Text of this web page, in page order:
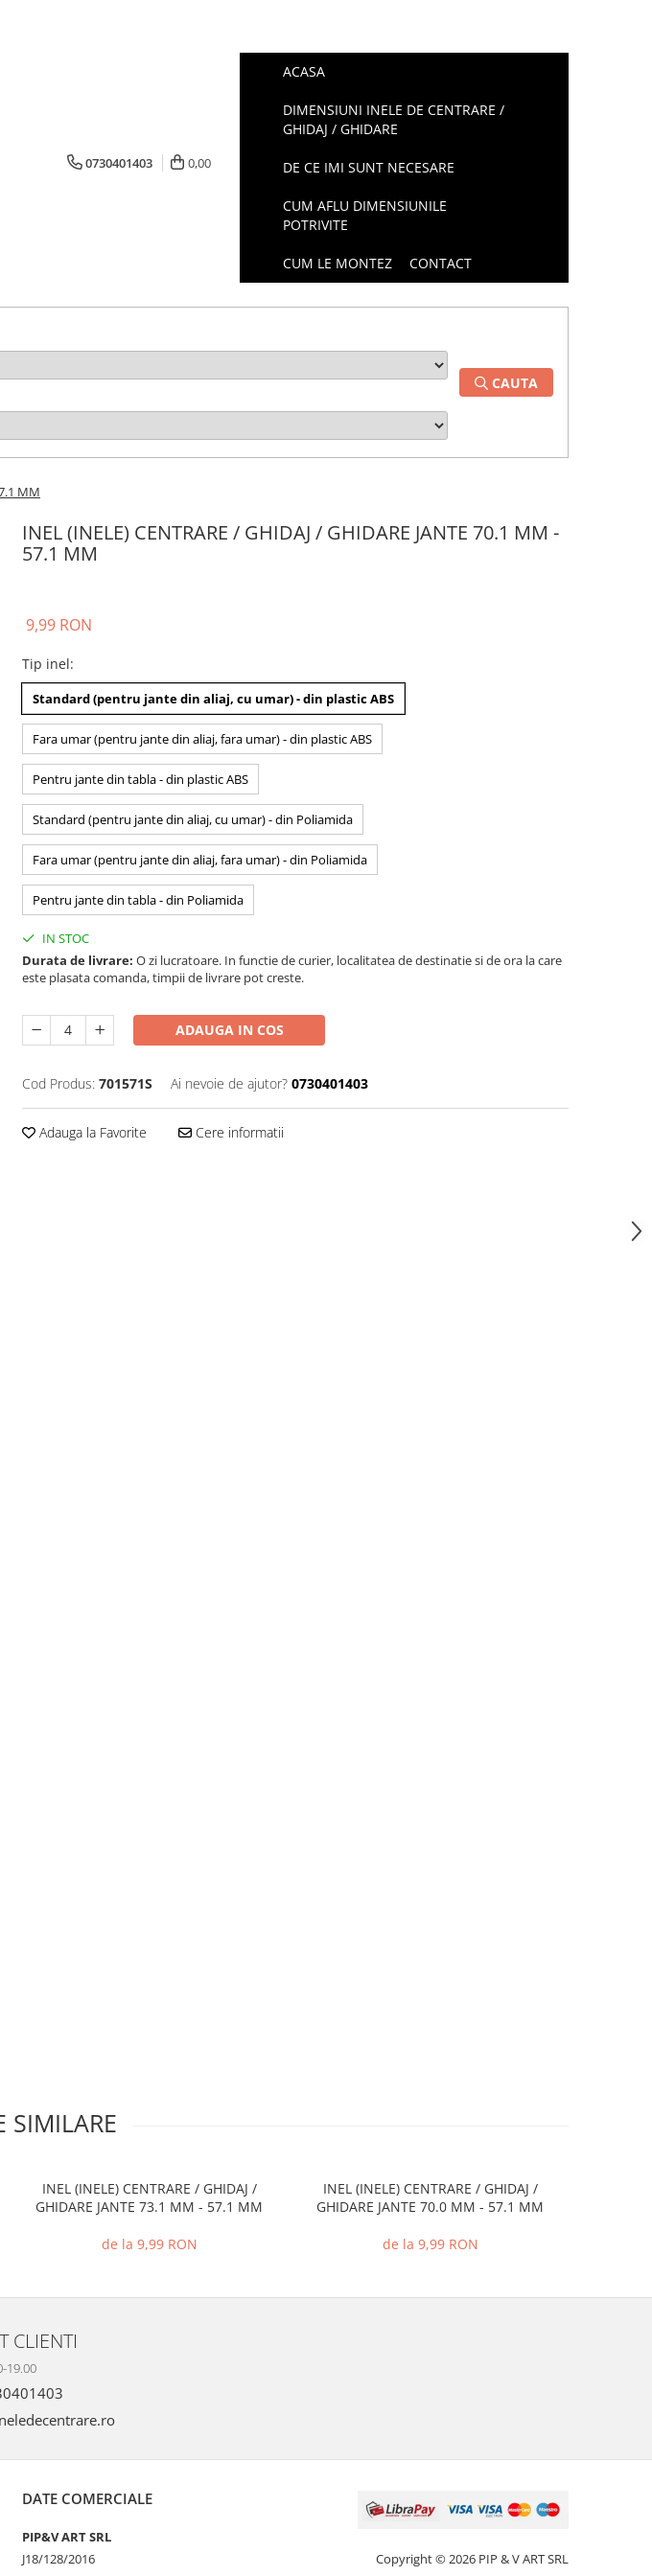
0730401403 0,00
ACASA
DIMENSIUNI INELE DE CENTRARE /
GHIDAJ / GHIDARE
DE CE IMI SUNT NECESARE
CUM AFLU DIMENSIUNILE
POTRIVITE
CUM LE MONTEZ CONTACT
CAUTA
MM
INEL (INELE) CENTRARE / GHIDAJ / GHIDARE JANTE 70.1 MM -
57.1 MM
9,99 RON
Tip inel:
Standard (pentru jante din aliaj, cu umar) - din plastic ABS
Fara umar (pentru jante din aliaj, fara umar) - din plastic ABS
Pentru jante din tabla - din plastic ABS
Standard (pentru jante din aliaj, cu umar) - din Poliamida
Fara umar (pentru jante din aliaj, fara umar) - din Poliamida
Pentru jante din tabla - din Poliamida
IN STOC
Durata de livrare: O zi lucratoare. In functie de curier, localitatea de destinatie si de ora la care
este plasata comanda, timpii de livrare pot creste.
ADAUGA IN COS
Cod Produs: 701571S Ai nevoie de ajutor? 0730401403
Adauga la Favorite Cere informatii
SIMILARE
INEL (INELE) CENTRARE / GHIDAJ /
GHIDARE JANTE 73.1 MM - 57.1 MM
de la 9,99 RON
INEL (INELE) CENTRARE / GHIDAJ /
GHIDARE JANTE 70.0 MM - 57.1 MM
de la 9,99 RON
CLIENTI
19.00
DATE COMERCIALE
PIP&V ART SRL
J18/128/2016
Copyright © 2026 PIP & V ART SRL